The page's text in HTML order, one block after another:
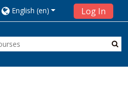
English ‎(en)‎ Log In